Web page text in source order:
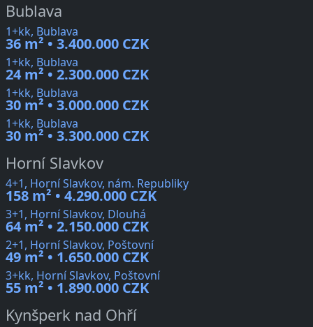
Bublava
1+kk, Bublava
36 m² • 3.400.000 CZK
1+kk, Bublava
24 m² • 2.300.000 CZK
1+kk, Bublava
30 m² • 3.000.000 CZK
1+kk, Bublava
30 m² • 3.300.000 CZK
Horní Slavkov
4+1, Horní Slavkov, nám. Republiky
158 m² • 4.290.000 CZK
3+1, Horní Slavkov, Dlouhá
64 m² • 2.150.000 CZK
2+1, Horní Slavkov, Poštovní
49 m² • 1.650.000 CZK
3+kk, Horní Slavkov, Poštovní
55 m² • 1.890.000 CZK
Kynšperk nad Ohří